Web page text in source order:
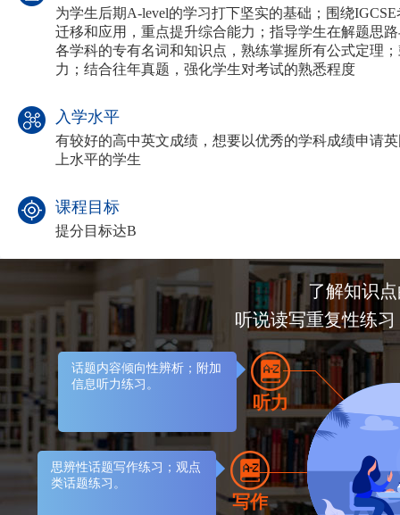
为学生后期A-level的学习打下坚实的基础；围绕
迁移和应用，重点提升综合能力；指导学生在解题思
各学科的专有名词和知识点，熟练掌握所有公式定理
力；结合往年真题，强化学生对考试的熟悉程度
入学水平
有较好的高中英文成绩，想要以优秀的学科成绩申请
上水平的学生
课程目标
提分目标达B
了解知识
听说读写重复性练
话题内容倾向性辨析；附加
信息听力练习。
听力
思辨性话题写作练习；观点
类话题练习。
写作